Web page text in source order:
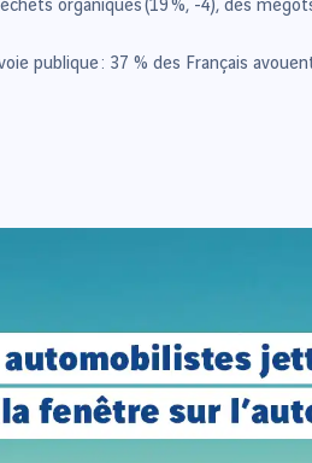
organiques (19 %, -4), des
publique : 37 % des Français